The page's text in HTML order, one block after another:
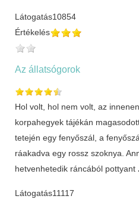
Látogatás10854
Értékelés
Az állatsógorok
Hol volt, hol nem volt, az
korpahegyek tájékán
tetején egy fenyőszál, a
ráakadva egy rossz szoknya.
hetvenhetedik ráncából pottyant
Látogatás11117